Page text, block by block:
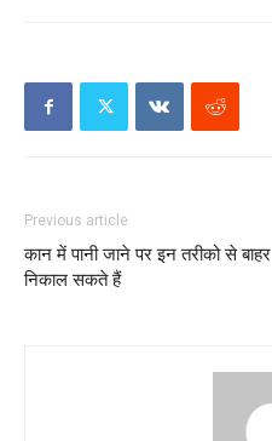
Previous article
कान में पानी जाने पर इन तरीको से बाहर
निकाल सकते हैं